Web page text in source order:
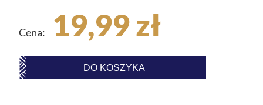
Cena: 19,99 zł
DO KOSZYKA